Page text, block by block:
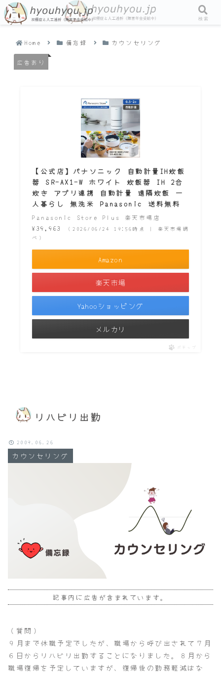
Home 備忘録 カウンセリング
広告あり
リハビリ出勤
カウンセリング
2009.06.26
記事内に広告が含まれています。
【公式店】パナソニック 自動計量IH炊飯
器 SR-AX1-W ホワイト 炊飯器 IH 2合
炊き アプリ連携 自動計量 遠隔炊飯 一
人暮らし 無洗米 Panasonic 送料無料
Panasonic Store Plus 楽天市場店
¥39,963
（2026/06/24 19:56時点 | 楽天市場調
べ）
Amazon
楽天市場
Yahooショッピング
メルカリ
ポチップ
（質問）
９月まで休職予定でしたが、職場から呼び出されて７月
６日からリハビリ出勤することになりました。８月から
職場復帰を予定していますが、復帰後の勤務軽減はな
メニュー 検索